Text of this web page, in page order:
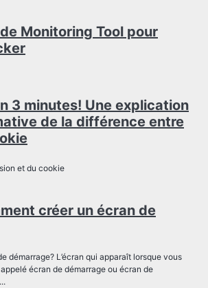
Monitoring Tool pour
3 minutes! Une explication
de la différence entre
et du cookie
créer un écran de
démarrage? L’écran qui apparaît lorsque vous
écran de démarrage ou écran de